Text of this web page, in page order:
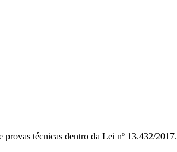
provas técnicas dentro da Lei nº 13.432/2017.